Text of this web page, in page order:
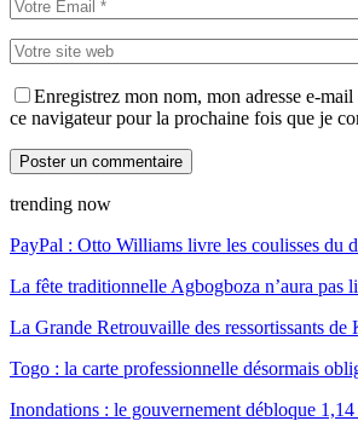
Enregistrez mon nom, mon adresse e-
ce navigateur pour la prochaine fois que je
trending now
PayPal : Otto Williams livre les coulisses du
La fête traditionnelle Agbogboza n’aura pas
La Grande Retrouvaille des ressortissants
Togo : la carte professionnelle désormais
Inondations : le gouvernement débloque